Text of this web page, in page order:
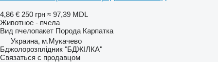
4,86 € 250 грн ≈ 97,39 MDL
Животное - пчела
Вид пчелопакет Порода Карпатка
Украина, м.Мукачево
Бджолорозплідник "БДЖІЛКА"
Связаться с продавцом